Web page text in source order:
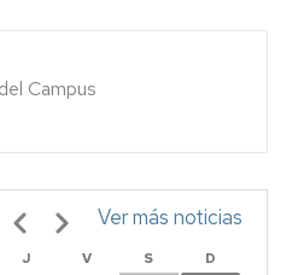
Campus
J V S
D
Ver más noticias